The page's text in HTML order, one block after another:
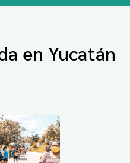
en Yucatán